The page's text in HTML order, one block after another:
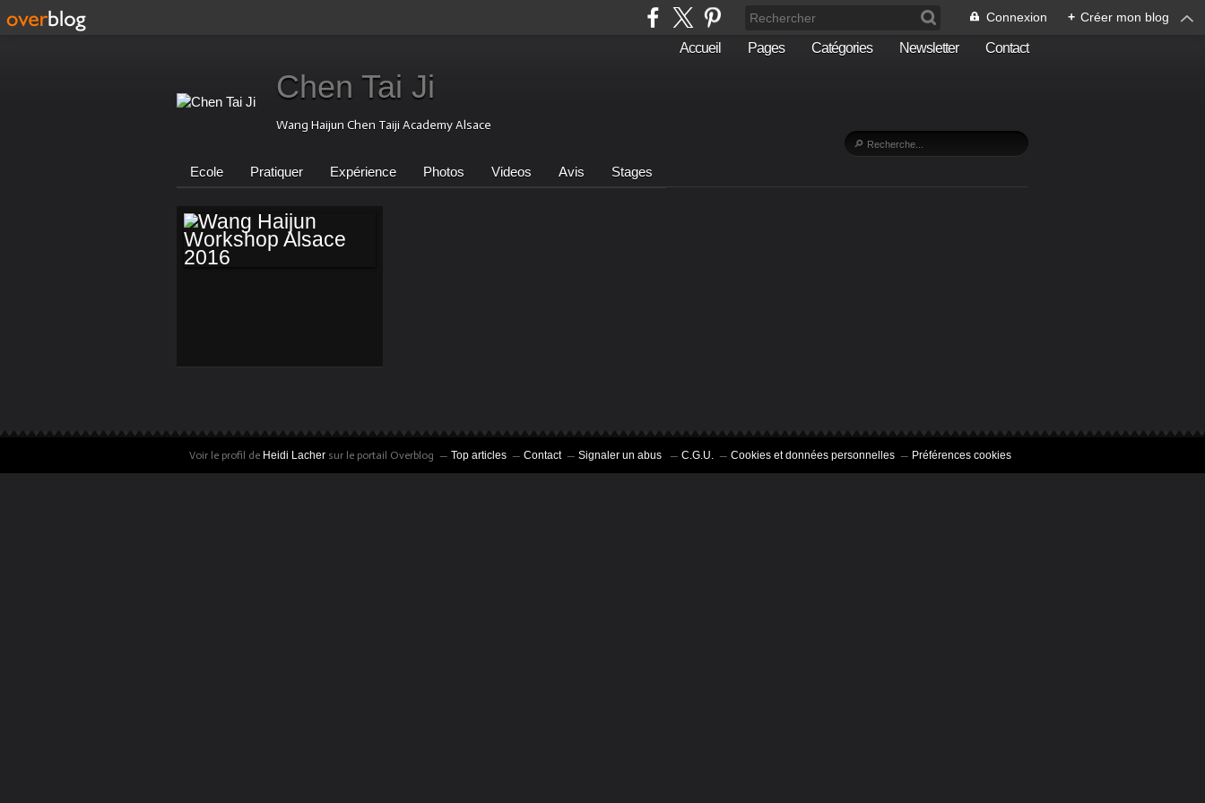
Connexion + Créer mon blog
Accueil Pages Catégories Newsletter Contact
Chen Tai Ji
Wang Haijun Chen Taiji Academy Alsace
Ecole Pratiquer Expérience Photos Videos Avis Stages
ALSACE 2016
Voir le profil de Heidi Lachersur le portail Overblog Top articles Contact Signaler un abus C.G.U. Cookies et données personnelles Préférences cookies